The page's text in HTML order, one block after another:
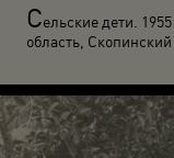
Сельские дети.
область,